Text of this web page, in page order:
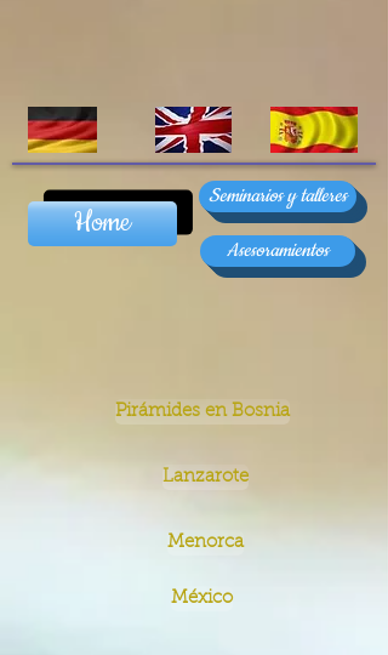
Home
Lanzarote
Pirámides en Bosnia
Menorca
México
Seminarios y talleres
Asesoramientos